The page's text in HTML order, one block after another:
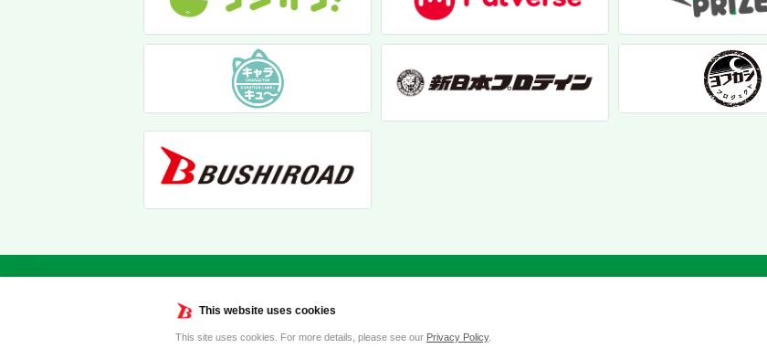
This website uses cookies
This site uses cookies. For more details, please see our Privacy Policy.